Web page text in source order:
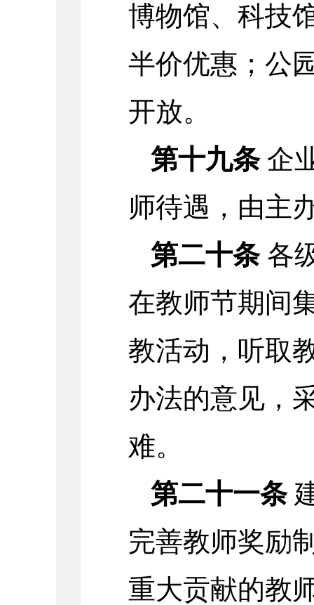
博物馆、科技
半价优惠；公
开放。
第十九条企
师待遇，由主
第二十条各
在教师节期间
教活动，听取
办法的意见，
难。
第二十一条
完善教师奖励
重大贡献的教